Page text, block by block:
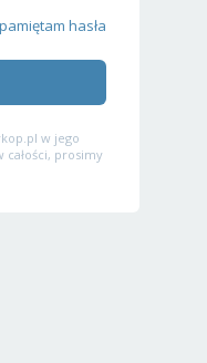
hasła
w jego
prosimy